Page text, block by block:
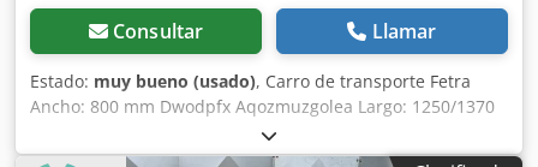
Consultar Llamar
Estado: muy bueno (usado), Carro de transporte Fetra
Ancho: 800 mm Dwodpfx Aqozmuzgolea Largo: 1250/1370
mm, con asa Alto: 900 mm Diámetro de la rueda: 200 mm